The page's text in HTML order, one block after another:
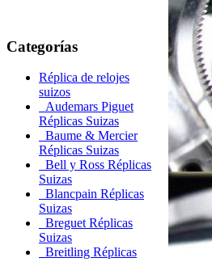
Categorías
Réplica de relojes
suizos
Audemars Piguet
Réplicas Suizas
Baume & Mercier
Réplicas Suizas
Bell y Ross Réplicas
Suizas
Blancpain Réplicas
Suizas
Breguet Réplicas
Suizas
Breitling Réplicas